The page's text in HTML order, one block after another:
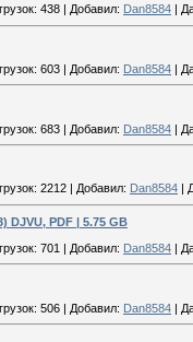
438 Добавил: Dan8584
603 | Добавил: Dan8584 |
683 | Добавил: Dan8584 |
2212 Добавил: Dan8584
DJVU, PDF | 5.75 GB
701 | Добавил: Dan8584 |
506 | Добавил: Dan8584 |